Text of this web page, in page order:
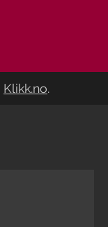
Klikk.no.